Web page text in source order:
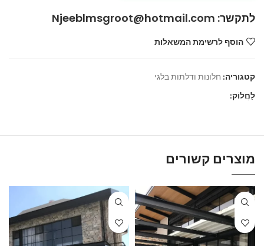
לתקשר:
Njeeblmsgroot@hotmail.com
הוסף לרשימת המשאלות
קטגוריה: חלונות ודלתות בלגי
לַחֲלוֹק:
מוצרים קשורים